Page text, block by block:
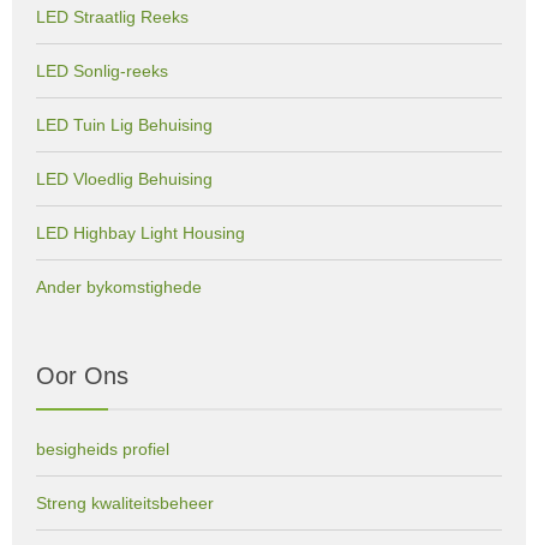
LED Straatlig Reeks
LED Sonlig-reeks
LED Tuin Lig Behuising
LED Vloedlig Behuising
LED Highbay Light Housing
Ander bykomstighede
Oor Ons
besigheids profiel
Streng kwaliteitsbeheer